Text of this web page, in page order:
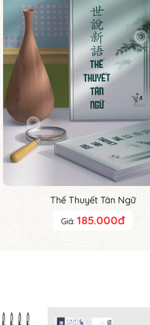
Thế Thuyết Tân Ngữ
Giá: 185.000đ